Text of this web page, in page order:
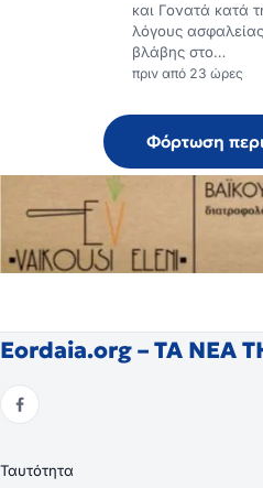
και Γονατά κατά
λόγους
βλάβης στο…
πριν από 23 ώρες
Φόρτωση
Eordaia.org – ΤΑ ΝΕΑ
Ταυτότητα